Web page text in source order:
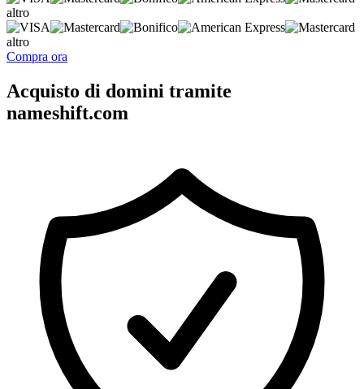
altro
altro
Compra ora
Acquisto di domini tramite
nameshift.com